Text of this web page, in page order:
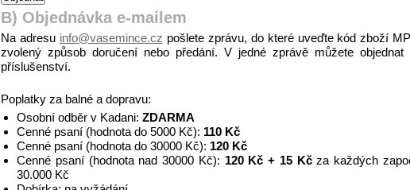
B) Objednávka e-mailem
Na adresu info@vasemince.cz pošlete zprávu, do které uveďte kód zboží
zvolený způsob doručení nebo předání. V jedné zprávě můžete
příslušenství.
Poplatky za balné a dopravu:
Osobní odběr v Kadani: ZDARMA
Cenné psaní (hodnota do 5000 Kč): 110 Kč
Cenné psaní (hodnota do 30000 Kč): 120 Kč
Cenné psaní (hodnota nad 30000 Kč): 120 Kč + 15 Kčza každých
30.000 Kč